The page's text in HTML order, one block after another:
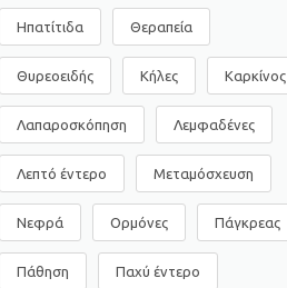
Ηπατίτιδα Θεραπεία
Θυρεοειδής Κήλες Καρκίνος
Λαπαροσκόπηση Λεμφαδένες
Λεπτό έντερο Μεταμόσχευση
Νεφρά Ορμόνες Πάγκρεας
Πάθηση Παχύ έντερο